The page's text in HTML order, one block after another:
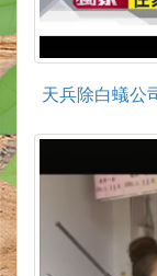
天兵除白蟻公